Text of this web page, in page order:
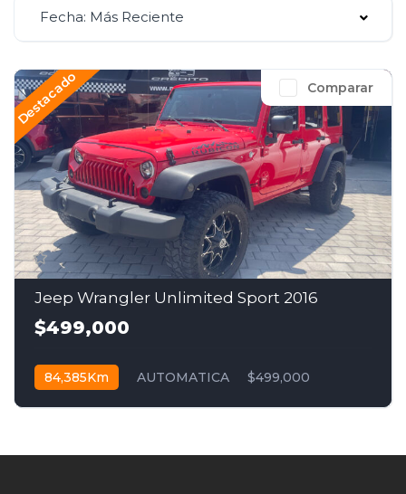
Fecha: Más Reciente
Comparar
Destacado
Jeep Wrangler Unlimited Sport 2016
$499,000
84,385Km AUTOMATICA $499,000